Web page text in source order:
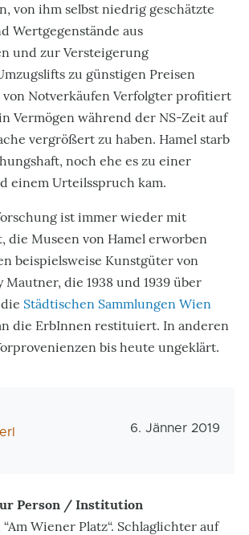
von ihm selbst niedrig geschätzte
Wertgegenstände aus
und zur Versteigerung
zu günstigen Preisen
Notverkäufen Verfolgter profitiert
Vermögen während der NS-Zeit auf
vergrößert zu haben. Hamel starb
noch ehe es zu einer
einem Urteilsspruch kam.
ist immer wieder mit
die Museen von Hamel erworben
beispielsweise Kunstgüter von
Mautner, die 1938 und 1939 über
Städtischen Sammlungen Wien
die ErbInnen restituiert. In anderen
bis heute ungeklärt.
6. Jänner 2019
Person / Institution
Wiener Platz“. Schlaglichter auf